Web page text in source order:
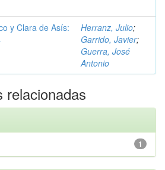
y Clara de Asís:
Herranz, Julio;
Garrido, Javier;
Guerra, José
Antonio
relacionadas
1